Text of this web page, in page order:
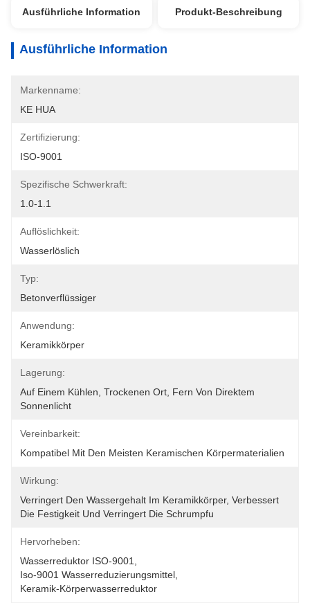
Ausführliche Information Produkt-Beschreibung
Ausführliche Information
Markenname:
KE HUA
Zertifizierung:
ISO-9001
Spezifische Schwerkraft:
1.0-1.1
Auflöslichkeit:
Wasserlöslich
Typ:
Betonverflüssiger
Anwendung:
Keramikkörper
Lagerung:
Auf Einem Kühlen, Trockenen Ort, Fern Von Direktem
Sonnenlicht
Vereinbarkeit:
Kompatibel Mit Den Meisten Keramischen Körpermaterialien
Wirkung:
Verringert Den Wassergehalt Im Keramikkörper, Verbessert
Die Festigkeit Und Verringert Die Schrumpfu
Hervorheben:
Wasserreduktor ISO-9001
Iso-9001 Wasserreduzierungsmittel
Keramik-Körperwasserreduktor